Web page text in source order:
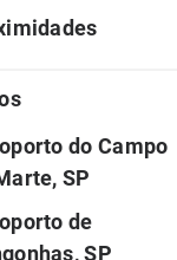
do Campo
SP
de
SP